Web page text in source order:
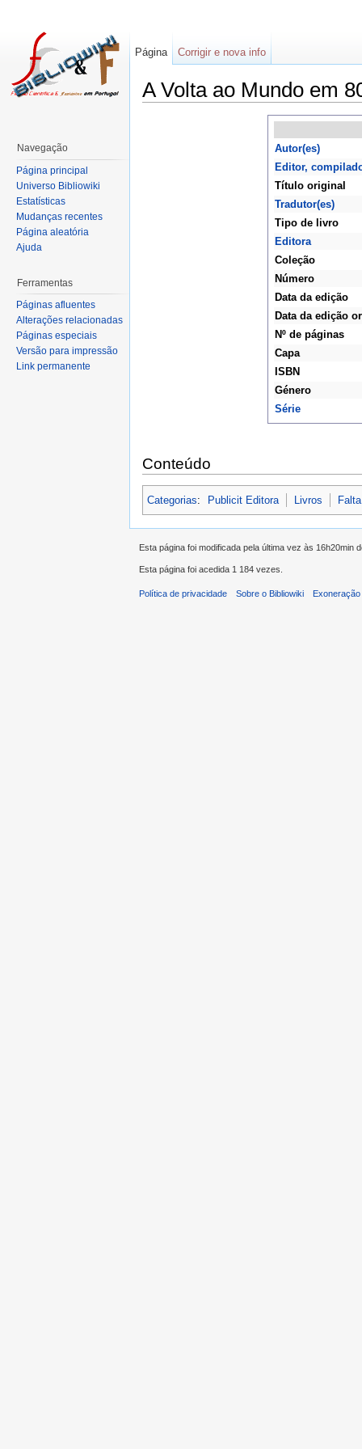
A Volta ao Mundo em
Autor(es)
Editor,
Título original
Tradutor(es)
Tipo de livro
Editora
Coleção
Número
Data da edição
Data da edição
Nº de páginas
Capa
ISBN
Género
Série
Conteúdo
Categorias: Publicit Editora Livros
Página Corrigir e nova info
Navegação
Página principal
Universo Bibliowiki
Estatísticas
Mudanças recentes
Página aleatória
Ajuda
Ferramentas
Páginas afluentes
Alterações relacionadas
Páginas especiais
Versão para impressão
Link permanente
Esta página foi modificada pela última vez às 16h20min
Esta página foi acedida 1 184 vezes.
Política de privacidade Sobre o Bibliowiki